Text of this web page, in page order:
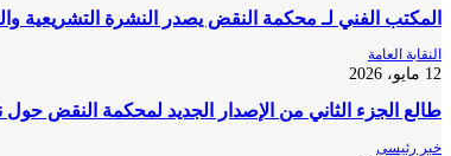
المكتب الفني لـ محكمة النقض يصدر النشرة التشريعية والقانونية
النقابة العامة
12 مايو، 2026
طالع الجزء الثاني من الإصدار الجديد لمحكمة النقض حول
خبر رئيسى